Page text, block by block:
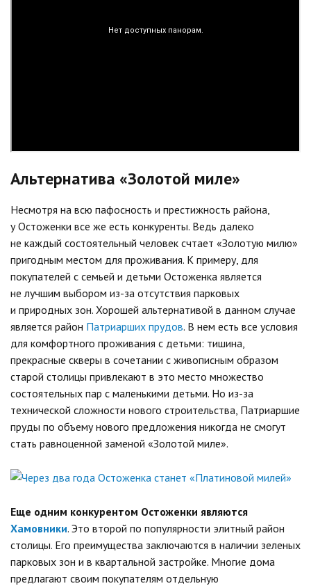
Альтернатива «Золотой миле»
Несмотря на всю пафосность и престижность района,
у Остоженки все же есть конкуренты. Ведь далеко
не каждый состоятельный человек счтает «Золотую милю»
пригодным местом для проживания. К примеру, для
покупателей с семьей и детьми Остоженка является
не лучшим выбором из-за отсутствия парковых
и природных зон. Хорошей альтернативой в данном случае
является район Патриарших прудов. В нем есть все условия
для комфортного проживания с детьми: тишина,
прекрасные скверы в сочетании с живописным образом
старой столицы привлекают в это место множество
состоятельных пар с маленькими детьми. Но из-за
технической сложности нового строительства, Патриаршие
пруды по объему нового предложения никогда не смогут
стать равноценной заменой «Золотой миле».
Еще одним конкурентом Остоженки являются
Хамовники. Это второй по популярности элитный район
столицы. Его преимущества заключаются в наличии зеленых
парковых зон и в квартальной застройке. Многие дома
предлагают своим покупателям отдельную